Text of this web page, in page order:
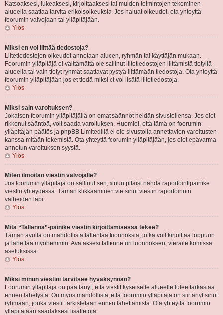
Katsoaksesi, lukeaksesi, kirjoittaaksesi tai muiden toimintojen tekeminen
alueella saattaa tarvita erikoisoikeuksia. Jos haluat oikeudet, ota yhteyttä
foorumin valvojaan tai ylläpitäjään.
Ylös
Miksi en voi liittää tiedostoja?
Liitetiedostojen oikeudet annetaan alueen, ryhmän tai käyttäjän mukaan.
Foorumin ylläpitäjä ei välttämättä ole sallinut liitetiedostojen liittämistä tietyllä
alueella tai vain tietyt ryhmät saattavat pystyä liittämään tiedostoja. Ota yhteyttä
foorumin ylläpitäjään jos et tiedä miksi et voi lisätä liitetiedostoja.
Ylös
Miksi sain varoituksen?
Jokaisen foorumin ylläpitäjällä on omat säännöt heidän sivustollensa. Jos olet
rikkonut sääntöä, voit saada varoituksen. Huomioi, että tämä on foorumin
ylläpitäjän päätös ja phpBB Limitedillä ei ole sivustolla annettavien varoitusten
kanssa mitään tekemistä. Ota yhteyttä foorumin ylläpitäjään, jos olet epävarma
annetun varoituksen syystä.
Ylös
Miten ilmoitan viestin valvojalle?
Jos foorumin ylläpitäjä on sallinut sen, sinun pitäisi nähdä raportointipainike
viestin yhteydessä. Tämän klikkaaminen vie sinut viestin raportoinnin
vaiheiden läpi.
Ylös
Mitä “Tallenna”-painike viestin kirjoittamisessa tekee?
Tämän avulla on mahdollista tallentaa luonnoksia, jotka voit kirjoittaa loppuun
ja lähettää myöhemmin. Avataksesi tallennetun luonnoksen, vieraile komissa
asetuksissa.
Ylös
Miksi minun viestini tarvitsee hyväksynnän?
Foorumin ylläpitäjä on päättänyt, että viestit kyseiselle alueelle tulee tarkastaa
ennen lähetystä. On myös mahdollista, että foorumin ylläpitäjä on siirtänyt sinut
ryhmään, jonka viestit tarkistetaan ennen lähettämistä. Ota yhteyttä foorumin
ylläpitäjään saadaksesi lisätietoja.